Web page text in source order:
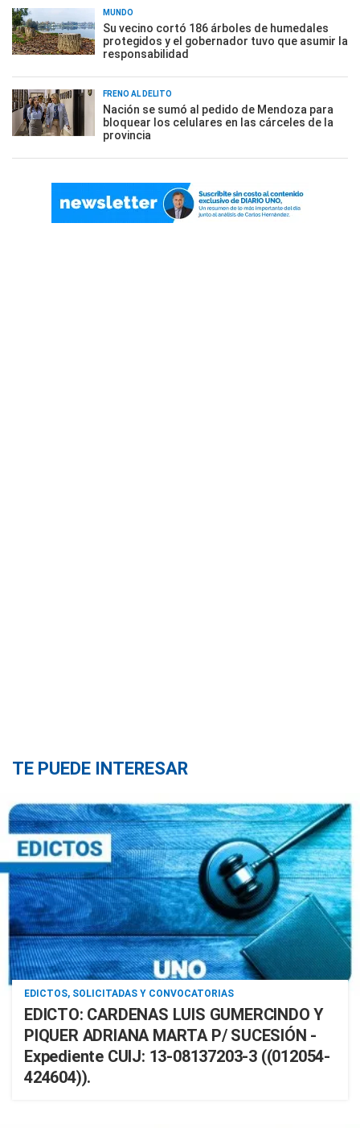
MUNDO
Su vecino cortó 186 árboles de humedales
protegidos y el gobernador tuvo que asumir la
responsabilidad
FRENO AL DELITO
Nación se sumó al pedido de Mendoza para
bloquear los celulares en las cárceles de la
provincia
TE PUEDE INTERESAR
EDICTOS, SOLICITADAS Y CONVOCATORIAS
EDICTO: CARDENAS LUIS GUMERCINDO Y
PIQUER ADRIANA MARTA P/ SUCESIÓN -
Expediente CUIJ: 13-08137203-3 ((012054-
424604)).